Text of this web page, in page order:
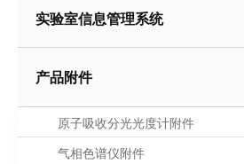
实验室信息管理系统
产品附件
原子吸收分光光度计附件
气相色谱仪附件